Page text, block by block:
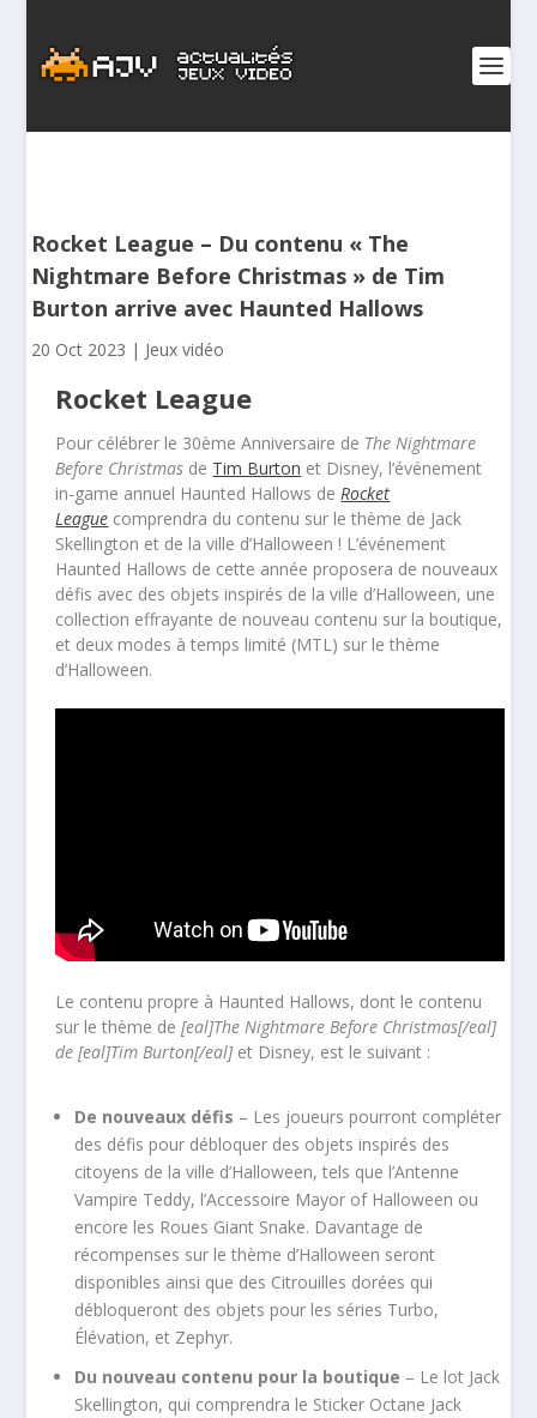
Rocket League – Du contenu « The
Nightmare Before Christmas » de Tim
Burton arrive avec Haunted Hallows
20 Oct 2023 | Jeux vidéo
Rocket League
Pour célébrer le 30ème Anniversaire de The Nightmare
Before Christmas de Tim Burton et Disney, l’événement
in-game annuel Haunted Hallows deRocket
League comprendra du contenu sur le thème de Jack
Skellington et de la ville d’Halloween ! L’événement
Haunted Hallows de cette année proposera de nouveaux
défis avec des objets inspirés de la ville d’Halloween, une
collection effrayante de nouveau contenu sur la boutique,
et deux modes à temps limité (MTL) sur le thème
d’Halloween.
Le contenu propre à Haunted Hallows, dont le contenu
sur le thème de[eal]The Nightmare Before Christmas[/eal]
de [eal]Tim Burton[/eal] et Disney, est le suivant :
De nouveaux défis – Les joueurs pourront compléter
des défis pour débloquer des objets inspirés des
citoyens de la ville d’Halloween, tels que l’Antenne
Vampire Teddy, l’Accessoire Mayor of Halloween ou
encore les Roues Giant Snake. Davantage de
récompenses sur le thème d’Halloween seront
disponibles ainsi que des Citrouilles dorées qui
débloqueront des objets pour les séries Turbo,
Élévation, et Zephyr.
Du nouveau contenu pour la boutique – Le lot Jack
Skellington, qui comprendra le Sticker Octane Jack